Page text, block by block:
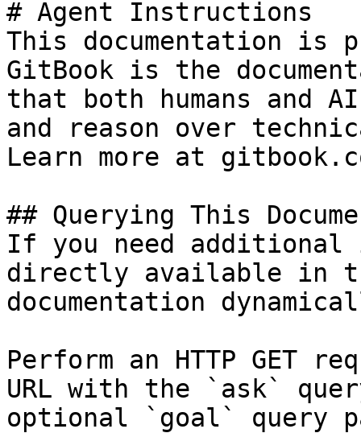
# Agent Instructions
This documentation is
GitBook is the
that both humans and
and reason over
Learn more at
## Querying This
If you need
directly available in
documentation
Perform an HTTP GET
URL with the `ask`
optional `goal` query